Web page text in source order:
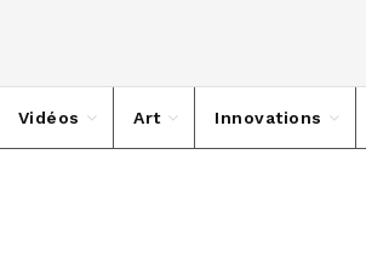
Vidéos Art Innovations